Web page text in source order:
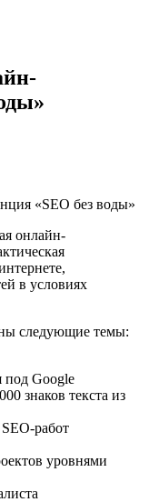
онлайн-
в условиях
следующие темы:
Google
знаков текста из
работ
уровнями